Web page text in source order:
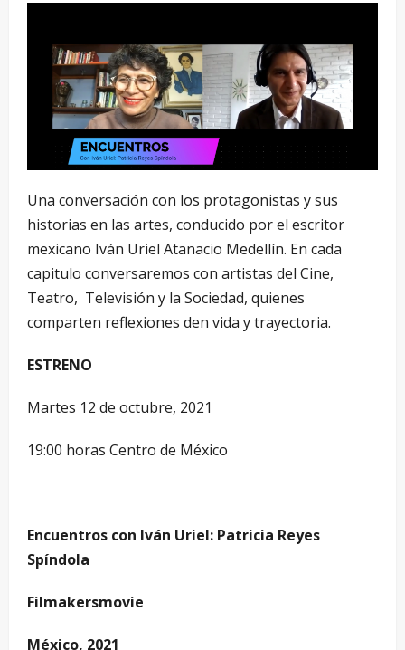
Una conversación con los protagonistas y sus
historias en las artes, conducido por el escritor
mexicano Iván Uriel Atanacio Medellín. En cada
capitulo conversaremos con artistas del Cine,
Teatro, Televisión y la Sociedad, quienes
comparten reflexiones den vida y trayectoria.
ESTRENO
Martes 12 de octubre, 2021
19:00 horas Centro de México
Encuentros con Iván Uriel: Patricia Reyes
Spíndola
Filmakersmovie
México, 2021